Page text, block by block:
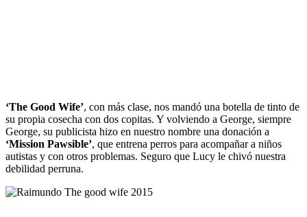
‘The Good Wife’, con más clase, nos mandó una botella de tinto de
su propia cosecha con dos copitas. Y volviendo a George, siempre
George, su publicista hizo en nuestro nombre una donación a
‘Mission Pawsible’, que entrena perros para acompañar a niños
autistas y con otros problemas. Seguro que Lucy le chivó nuestra
debilidad perruna.